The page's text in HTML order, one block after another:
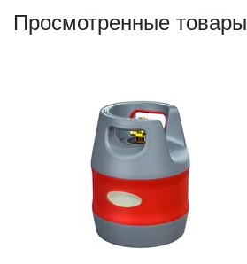
Просмотренные товары